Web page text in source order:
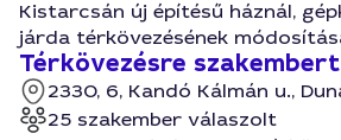
Kistarcsán új építésű háznál,
járda térkövezésének
Térkövezésre
2330, 6, Kandó Kálmán u.,
25 szakember válaszolt